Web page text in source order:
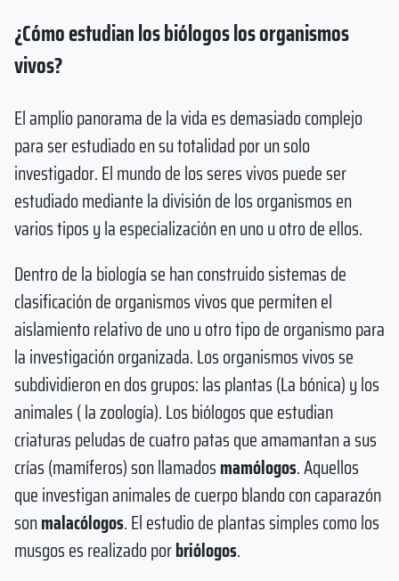
¿Cómo estudian los biólogos los organismos
vivos?
El amplio panorama de la vida es demasiado complejo
para ser estudiado en su totalidad por un solo
investigador. El mundo de los seres vivos puede ser
estudiado mediante la división de los organismos en
varios tipos y la especialización en uno u otro de ellos.
Dentro de la biología se han construido sistemas de
clasificación de organismos vivos que permiten el
aislamiento relativo de uno u otro tipo de organismo para
la investigación organizada. Los organismos vivos se
subdividieron en dos grupos: las plantas (La bónica) y los
animales ( la zoología). Los biólogos que estudian
criaturas peludas de cuatro patas que amamantan a sus
crías (mamíferos) son llamadosmamólogos. Aquellos
que investigan animales de cuerpo blando con caparazón
sonmalacólogos. El estudio de plantas simples como los
musgos es realizado porbriólogos.